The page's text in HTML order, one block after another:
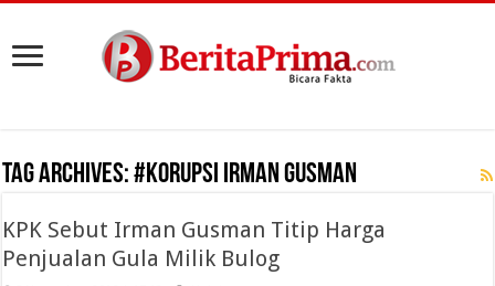
Tag Archives:#Korupsi Irman Gusman
KPK Sebut Irman Gusman Titip Harga
Penjualan Gula Milik Bulog